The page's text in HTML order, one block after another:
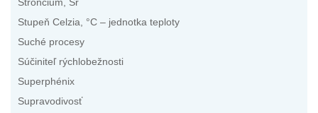
Stroncium, Sr
Stupeň Celzia, °C – jednotka teploty
Suché procesy
Súčiniteľ rýchlobežnosti
Superphénix
Supravodivosť